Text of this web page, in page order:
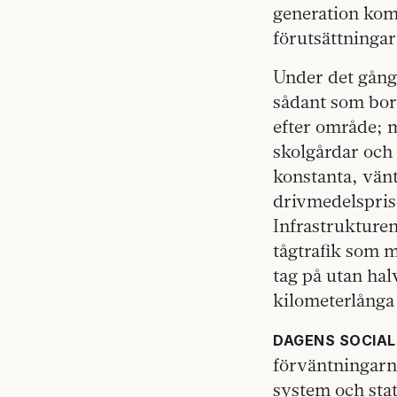
generation
Under det
sådant som
efter område;
skolgårdar
konstanta,
tågtrafik som
tag på utan
DAGENS
system och